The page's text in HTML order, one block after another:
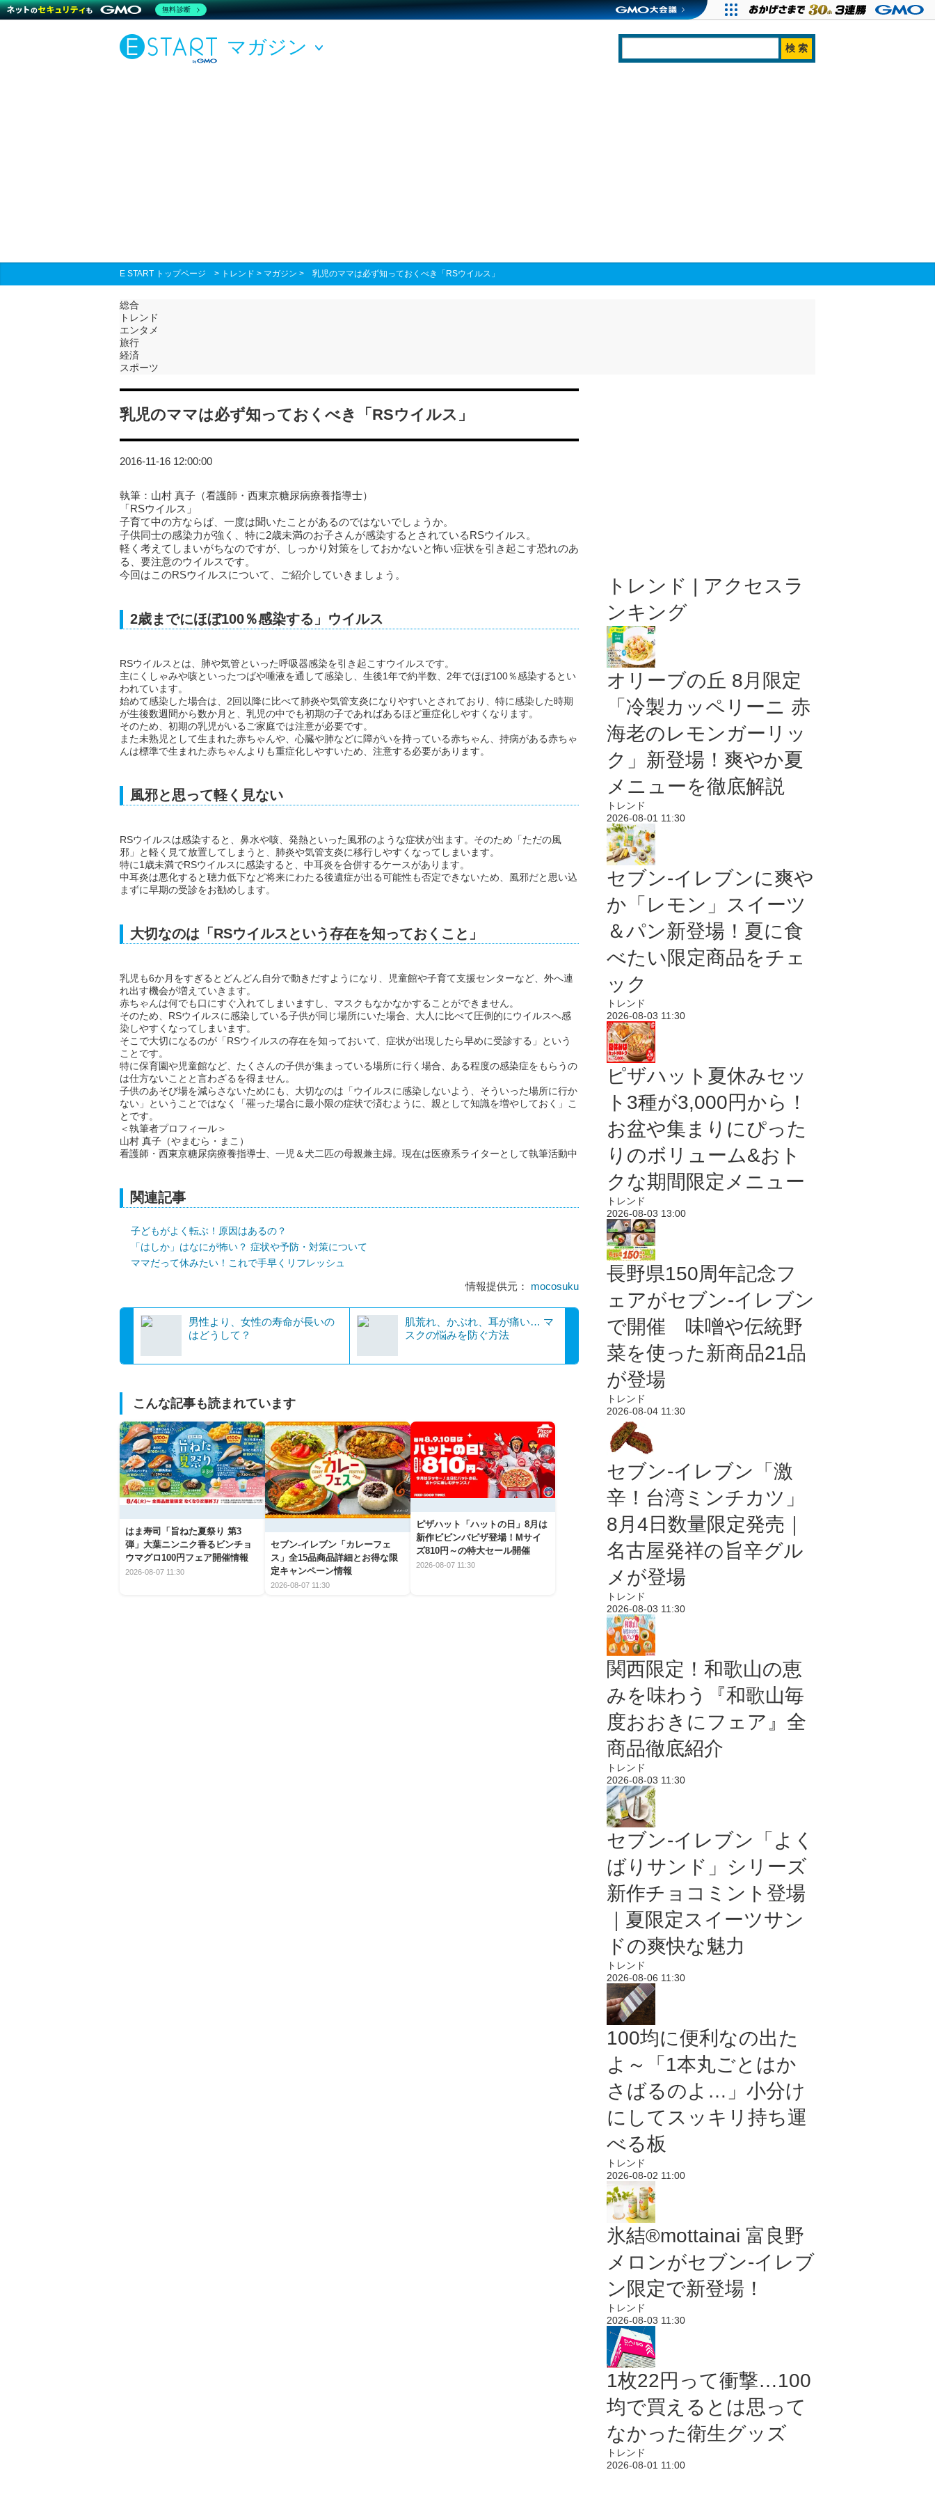
マガジン
E START トップページ > トレンド > マガジン > 乳児のママは必ず知っておくべき「RSウイルス」
総合
トレンド
エンタメ
旅行
経済
スポーツ
乳児のママは必ず知っておくべき「RSウイルス」
2016-11-16 12:00:00
執筆：山村 真子（看護師・西東京糖尿病療養指導士）
「RSウイルス」
子育て中の方ならば、一度は聞いたことがあるのではないでしょうか。
子供同士の感染力が強く、特に2歳未満のお子さんが感染するとされているRSウイルス。
軽く考えてしまいがちなのですが、しっかり対策をしておかないと怖い症状を引き起こす恐れのあ
る、要注意のウイルスです。
今回はこのRSウイルスについて、ご紹介していきましょう。
2歳までにほぼ100％感染する」ウイルス
RSウイルスとは、肺や気管といった呼吸器感染を引き起こすウイルスです。
主にくしゃみや咳といったつばや唾液を通して感染し、生後1年で約半数、2年でほぼ100％感染するとい
われています。
始めて感染した場合は、2回以降に比べて肺炎や気管支炎になりやすいとされており、特に感染した時期
が生後数週間から数か月と、乳児の中でも初期の子であればあるほど重症化しやすくなります。
そのため、初期の乳児がいるご家庭では注意が必要です。
また未熟児として生まれた赤ちゃんや、心臓や肺などに障がいを持っている赤ちゃん、持病がある赤ちゃ
んは標準で生まれた赤ちゃんよりも重症化しやすいため、注意する必要があります。
風邪と思って軽く見ない
RSウイルスは感染すると、鼻水や咳、発熱といった風邪のような症状が出ます。そのため「ただの風
邪」と軽く見て放置してしまうと、肺炎や気管支炎に移行しやすくなってしまいます。
特に1歳未満でRSウイルスに感染すると、中耳炎を合併するケースがあります。
中耳炎は悪化すると聴力低下など将来にわたる後遺症が出る可能性も否定できないため、風邪だと思い込
まずに早期の受診をお勧めします。
大切なのは「RSウイルスという存在を知っておくこと」
乳児も6か月をすぎるとどんどん自分で動きだすようになり、児童館や子育て支援センターなど、外へ連
れ出す機会が増えていきます。
赤ちゃんは何でも口にすぐ入れてしまいますし、マスクもなかなかすることができません。
そのため、RSウイルスに感染している子供が同じ場所にいた場合、大人に比べて圧倒的にウイルスへ感
染しやすくなってしまいます。
そこで大切になるのが「RSウイルスの存在を知っておいて、症状が出現したら早めに受診する」という
ことです。
特に保育園や児童館など、たくさんの子供が集まっている場所に行く場合、ある程度の感染症をもらうの
は仕方ないことと言わざるを得ません。
子供のあそび場を減らさないためにも、大切なのは「ウイルスに感染しないよう、そういった場所に行か
ない」ということではなく「罹った場合に最小限の症状で済むように、親として知識を増やしておく」こ
とです。
＜執筆者プロフィール＞
山村 真子（やまむら・まこ）
看護師・西東京糖尿病療養指導士、一児＆犬二匹の母親兼主婦。現在は医療系ライターとして執筆活動中
関連記事
子どもがよく転ぶ！原因はあるの？
「はしか」はなにが怖い？ 症状や予防・対策について
ママだって休みたい！これで手早くリフレッシュ
情報提供元： mocosuku
男性より、女性の寿命が長いの
はどうして？
肌荒れ、かぶれ、耳が痛い… マ
スクの悩みを防ぐ方法
こんな記事も読まれています
はま寿司「旨ねた夏祭り 第3
弾」大葉ニンニク香るビンチョ
ウマグロ100円フェア開催情報
2026-08-07 11:30
セブン‐イレブン「カレーフェ
ス」全15品商品詳細とお得な限
定キャンペーン情報
2026-08-07 11:30
ピザハット「ハットの日」8月は
新作ビビンバピザ登場！Mサイ
ズ810円～の特大セール開催
2026-08-07 11:30
トレンド | アクセスラ
ンキング
オリーブの丘 8月限定
「冷製カッペリーニ 赤
海老のレモンガーリッ
ク」新登場！爽やか夏
メニューを徹底解説
トレンド
2026-08-01 11:30
セブン‐イレブンに爽や
か「レモン」スイーツ
＆パン新登場！夏に食
べたい限定商品をチェ
ック
トレンド
2026-08-03 11:30
ピザハット夏休みセッ
ト3種が3,000円から！
お盆や集まりにぴった
りのボリューム&おト
クな期間限定メニュー
トレンド
2026-08-03 13:00
長野県150周年記念フ
ェアがセブン-イレブン
で開催 味噌や伝統野
菜を使った新商品21品
が登場
トレンド
2026-08-04 11:30
セブン-イレブン「激
辛！台湾ミンチカツ」
8月4日数量限定発売｜
名古屋発祥の旨辛グル
メが登場
トレンド
2026-08-03 11:30
関西限定！和歌山の恵
みを味わう『和歌山毎
度おおきにフェア』全
商品徹底紹介
トレンド
2026-08-03 11:30
セブン‐イレブン「よく
ばりサンド」シリーズ
新作チョコミント登場
｜夏限定スイーツサン
ドの爽快な魅力
トレンド
2026-08-06 11:30
100均に便利なの出た
よ～「1本丸ごとはか
さばるのよ…」小分け
にしてスッキリ持ち運
べる板
トレンド
2026-08-02 11:00
氷結®mottainai 富良野
メロンがセブン‐イレブ
ン限定で新登場！
トレンド
2026-08-03 11:30
1枚22円って衝撃…100
均で買えるとは思って
なかった衛生グッズ
トレンド
2026-08-01 11:00
無料診断